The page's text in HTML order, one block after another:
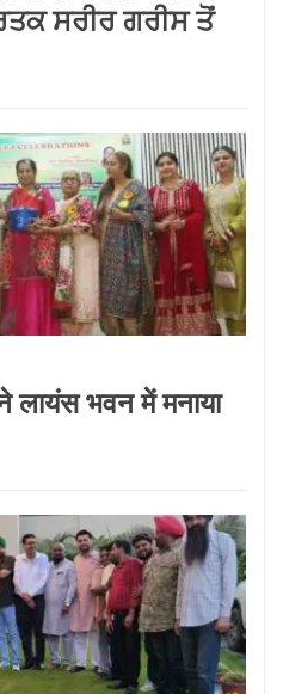
ਲਾਈਨ ਵਿੱਚ 95 ਲੱਖ
ਕਾਰਜਾਂ ਦਾ